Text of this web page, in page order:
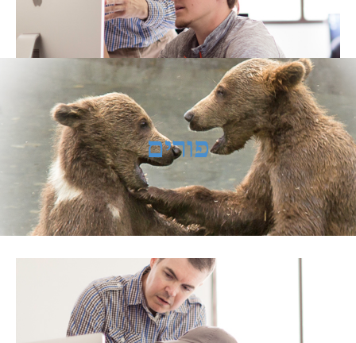
פורים